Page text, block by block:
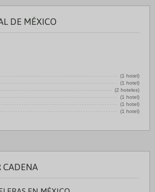
DE MÉXICO
(1 hotel)
(1 hotel)
(2 hoteles)
(1 hotel)
(1 hotel)
(1 hotel)
CADENA